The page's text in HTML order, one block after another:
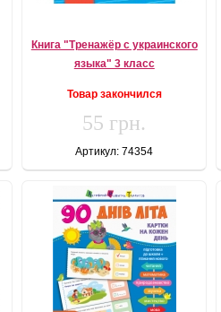
Книга "Тренажёр с украинского
языка" 3 класс
Товар закончился
55 грн.
Артикул: 74354